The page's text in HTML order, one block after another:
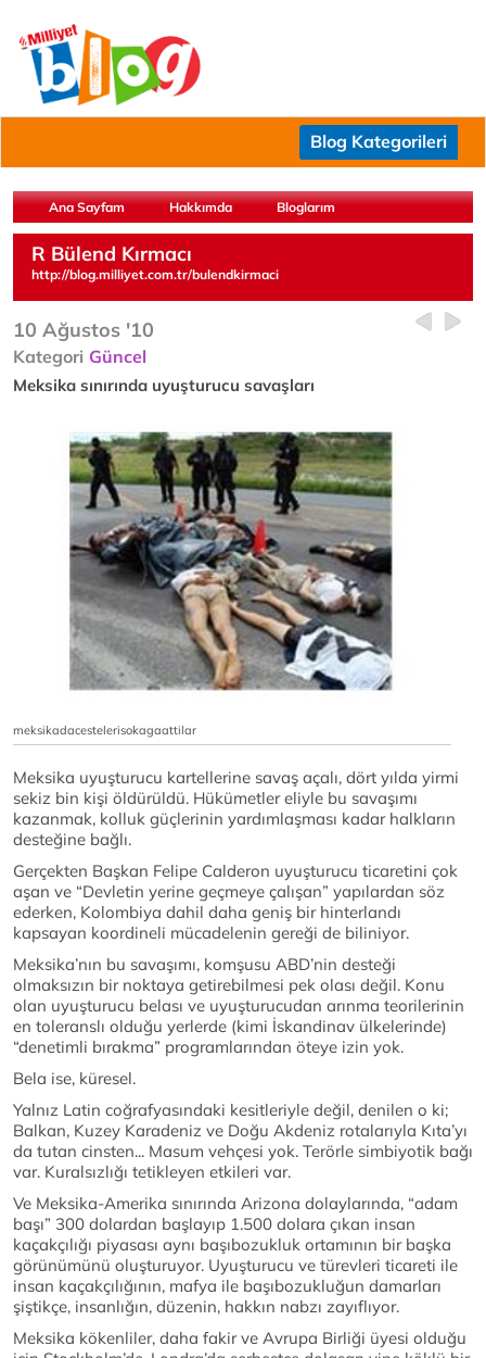
Blog Kategorileri
Ana Sayfam Hakkımda Bloglarım
R Bülend Kırmacı
http://blog.milliyet.com.tr/bulendkirmaci
10 Ağustos '10
Kategori Güncel
Meksika sınırında uyuşturucu savaşları
meksikadacestelerisokagaattilar
Meksika uyuşturucu kartellerine savaş açalı, dört yılda yirmi
sekiz bin kişi öldürüldü. Hükümetler eliyle bu savaşımı
kazanmak, kolluk güçlerinin yardımlaşması kadar halkların
desteğine bağlı.
Gerçekten Başkan Felipe Calderon uyuşturucu ticaretini çok
aşan ve “Devletin yerine geçmeye çalışan” yapılardan söz
ederken, Kolombiya dahil daha geniş bir hinterlandı
kapsayan koordineli mücadelenin gereği de biliniyor.
Meksika’nın bu savaşımı, komşusu ABD’nin desteği
olmaksızın bir noktaya getirebilmesi pek olası değil. Konu
olan uyuşturucu belası ve uyuşturucudan arınma teorilerinin
en toleranslı olduğu yerlerde (kimi İskandinav ülkelerinde)
“denetimli bırakma” programlarından öteye izin yok.
Bela ise, küresel.
Yalnız Latin coğrafyasındaki kesitleriyle değil, denilen o ki;
Balkan, Kuzey Karadeniz ve Doğu Akdeniz rotalarıyla Kıta’yı
da tutan cinsten... Masum vehçesi yok. Terörle simbiyotik bağı
var. Kuralsızlığı tetikleyen etkileri var.
Ve Meksika-Amerika sınırında Arizona dolaylarında, “adam
başı” 300 dolardan başlayıp 1.500 dolara çıkan insan
kaçakçılığı piyasası aynı başıbozukluk ortamının bir başka
görünümünü oluşturuyor. Uyuşturucu ve türevleri ticareti ile
insan kaçakçılığının, mafya ile başıbozukluğun damarları
şiştikçe, insanlığın, düzenin, hakkın nabzı zayıflıyor.
Meksika kökenliler, daha fakir ve Avrupa Birliği üyesi olduğu